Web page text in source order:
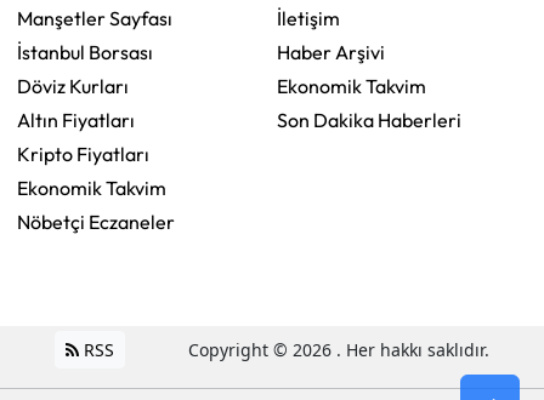
Manşetler Sayfası
İstanbul Borsası
Döviz Kurları
Altın Fiyatları
Kripto Fiyatları
Ekonomik Takvim
Nöbetçi Eczaneler
İletişim
Haber Arşivi
Ekonomik Takvim
Son Dakika Haberleri
RSS Copyright © 2026 . Her hakkı saklıdır.